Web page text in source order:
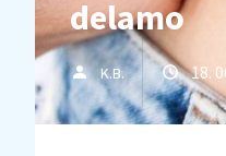
delamo
K.B. 18.